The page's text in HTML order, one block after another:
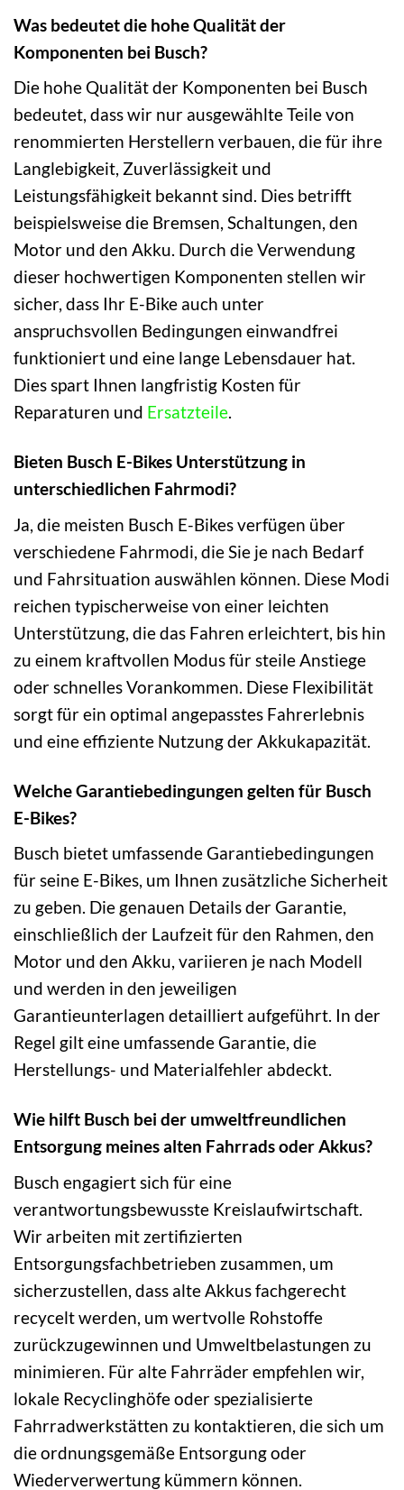
Was bedeutet die hohe Qualität der
Komponenten bei Busch?
Die hohe Qualität der Komponenten bei Busch
bedeutet, dass wir nur ausgewählte Teile von
renommierten Herstellern verbauen, die für ihre
Langlebigkeit, Zuverlässigkeit und
Leistungsfähigkeit bekannt sind. Dies betrifft
beispielsweise die Bremsen, Schaltungen, den
Motor und den Akku. Durch die Verwendung
dieser hochwertigen Komponenten stellen wir
sicher, dass Ihr E-Bike auch unter
anspruchsvollen Bedingungen einwandfrei
funktioniert und eine lange Lebensdauer hat.
Dies spart Ihnen langfristig Kosten für
Reparaturen und Ersatzteile.
Bieten Busch E-Bikes Unterstützung in
unterschiedlichen Fahrmodi?
Ja, die meisten Busch E-Bikes verfügen über
verschiedene Fahrmodi, die Sie je nach Bedarf
und Fahrsituation auswählen können. Diese Modi
reichen typischerweise von einer leichten
Unterstützung, die das Fahren erleichtert, bis hin
zu einem kraftvollen Modus für steile Anstiege
oder schnelles Vorankommen. Diese Flexibilität
sorgt für ein optimal angepasstes Fahrerlebnis
und eine effiziente Nutzung der Akkukapazität.
Welche Garantiebedingungen gelten für Busch
E-Bikes?
Busch bietet umfassende Garantiebedingungen
für seine E-Bikes, um Ihnen zusätzliche Sicherheit
zu geben. Die genauen Details der Garantie,
einschließlich der Laufzeit für den Rahmen, den
Motor und den Akku, variieren je nach Modell
und werden in den jeweiligen
Garantieunterlagen detailliert aufgeführt. In der
Regel gilt eine umfassende Garantie, die
Herstellungs- und Materialfehler abdeckt.
Wie hilft Busch bei der umweltfreundlichen
Entsorgung meines alten Fahrrads oder Akkus?
Busch engagiert sich für eine
verantwortungsbewusste Kreislaufwirtschaft.
Wir arbeiten mit zertifizierten
Entsorgungsfachbetrieben zusammen, um
sicherzustellen, dass alte Akkus fachgerecht
recycelt werden, um wertvolle Rohstoffe
zurückzugewinnen und Umweltbelastungen zu
minimieren. Für alte Fahrräder empfehlen wir,
lokale Recyclinghöfe oder spezialisierte
Fahrradwerkstätten zu kontaktieren, die sich um
die ordnungsgemäße Entsorgung oder
Wiederverwertung kümmern können.